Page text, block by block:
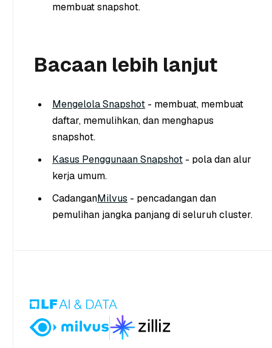
membuat snapshot.
Bacaan lebih lanjut
Mengelola Snapshot - membuat, membuat
daftar, memulihkan, dan menghapus
snapshot.
Kasus Penggunaan Snapshot - pola dan alur
kerja umum.
CadanganMilvus - pencadangan dan
pemulihan jangka panjang di seluruh cluster.